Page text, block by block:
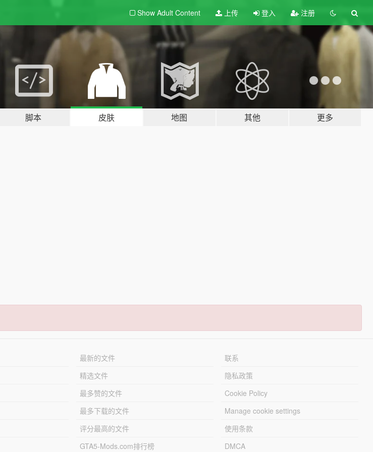
Show Adult Content 上传 登入 注册
脚本 皮肤 地图 其他 更多
最新的文件
精选文件
最多赞的文件
最多下载的文件
评分最高的文件
GTA5-Mods.com排行榜
联系
隐私政策
Cookie Policy
Manage cookie settings
使用条款
DMCA